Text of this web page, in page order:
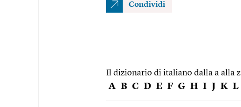
Condividi
Il dizionario di italiano dalla a alla z
A B C D E F G H I J K L